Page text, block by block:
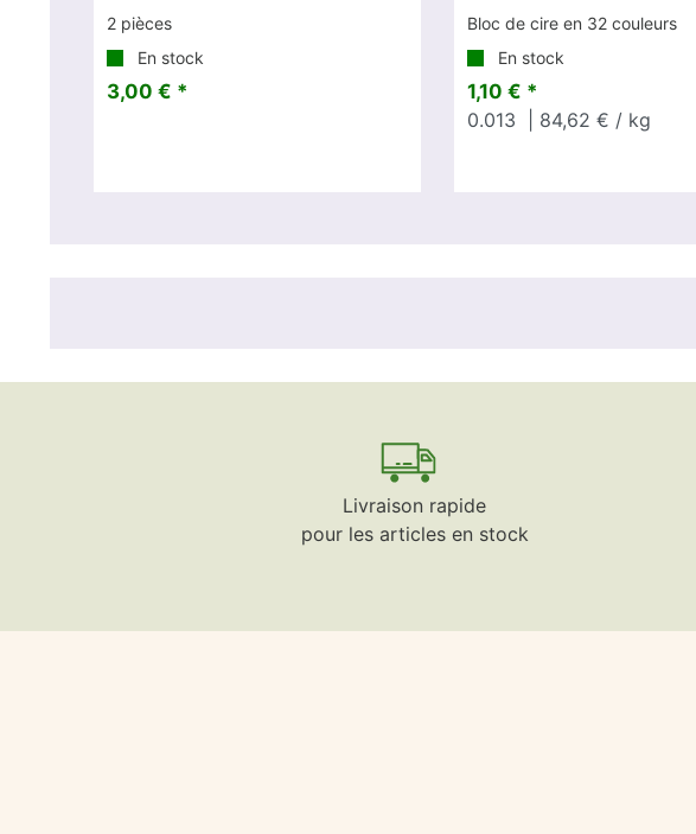
2 pièces
En stock
3,00 € *
Bloc de cire en 32 couleurs
En stock
1,10 € *
0.013
| 84,62 € / kg
Livraison rapide
pour les articles en stock